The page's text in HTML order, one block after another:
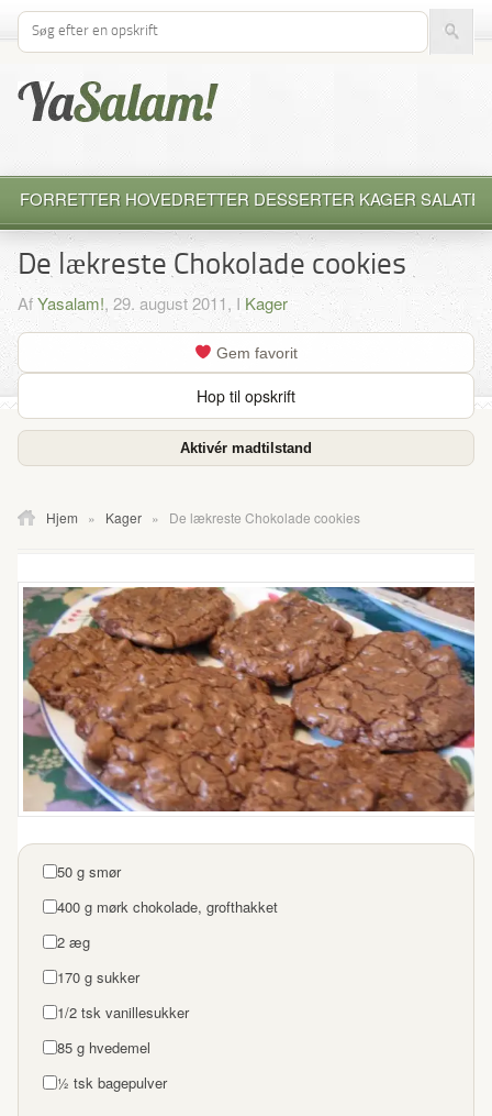
Søg efter opskrift
FORRETTER HOVEDRETTER DESSERTER KAGER
De lækreste Chokolade cookies
AfYasalam!, 29. august 2011, IKager
Gem favorit
Hop til opskrift
Aktivér madtilstand
Hjem » Kager » De lækreste Chokolade cookies
50 g smør
400 g mørk chokolade, grofthakket
2 æg
170 g sukker
1/2 tsk vanillesukker
85 g hvedemel
½ tsk bagepulver